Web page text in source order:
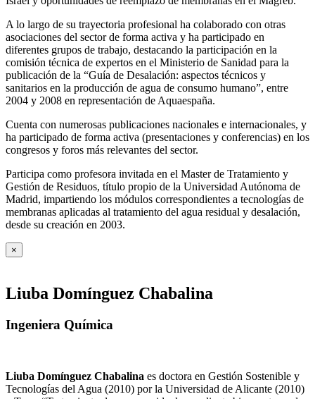
A lo largo de su trayectoria profesional ha colaborado con otras
asociaciones del sector de forma activa y ha participado en
diferentes grupos de trabajo, destacando la participación en la
comisión técnica de expertos en el Ministerio de Sanidad para la
publicación de la “Guía de Desalación: aspectos técnicos y
sanitarios en la producción de agua de consumo humano”, entre
2004 y 2008 en representación de Aquaespaña.
Cuenta con numerosas publicaciones nacionales e internacionales, y
ha participado de forma activa (presentaciones y conferencias) en los
congresos y foros más relevantes del sector.
Participa como profesora invitada en el Master de Tratamiento y
Gestión de Residuos, título propio de la Universidad Autónoma de
Madrid, impartiendo los módulos correspondientes a tecnologías de
membranas aplicadas al tratamiento del agua residual y desalación,
desde su creación en 2003.
×
Liuba Domínguez Chabalina
Ingeniera Química
Liuba Domínguez Chabalina es doctora en Gestión Sostenible y
Tecnologías del Agua (2010) por la Universidad de Alicante (2010)